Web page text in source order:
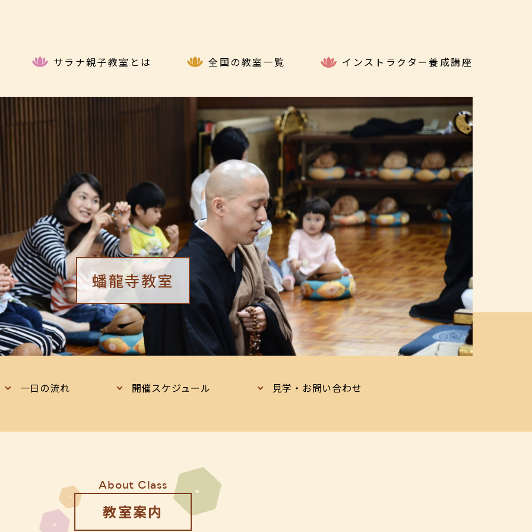
サラナ親子教室とは 全国の教室一覧 インストラクター養成講座
蟠龍寺教室
一日の流れ 開催スケジュール 見学・お問い合わせ
About Class
教室案内